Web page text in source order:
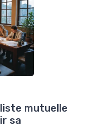
mutuelle
sa